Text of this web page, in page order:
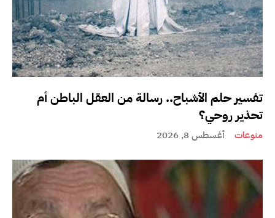
تفسير حلم الأشباح.. رسالة من العقل الباطن أم
تحذير روحي؟
منوعات أغسطس 8, 2026